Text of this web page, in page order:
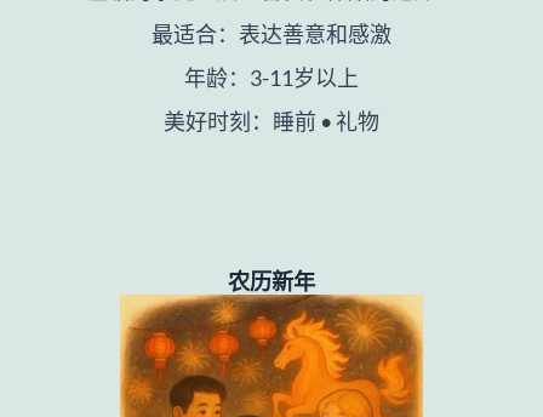
最适合：表达善意和感激
年龄：3-11岁以上
美好时刻：睡前 • 礼物
农历新年